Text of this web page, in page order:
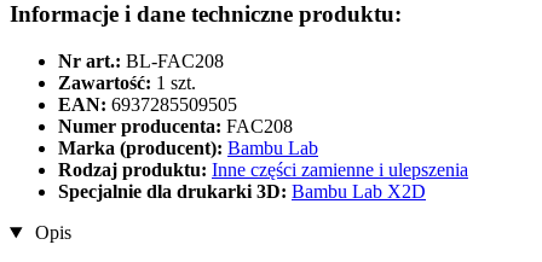
Informacje i dane techniczne produktu:
Nr art.: BL-FAC208
Zawartość: 1 szt.
EAN: 6937285509505
Numer producenta: FAC208
Marka (producent): Bambu Lab
Rodzaj produktu: Inne części zamienne i ulepszenia
Specjalnie dla drukarki 3D: Bambu Lab X2D
Opis